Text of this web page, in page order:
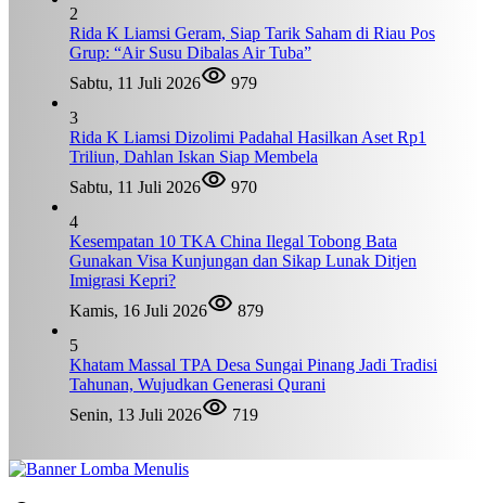
2
Rida K Liamsi Geram, Siap Tarik Saham di Riau Pos
Grup: “Air Susu Dibalas Air Tuba”
Sabtu, 11 Juli 2026
979
3
Rida K Liamsi Dizolimi Padahal Hasilkan Aset Rp1
Triliun, Dahlan Iskan Siap Membela
Sabtu, 11 Juli 2026
970
4
Kesempatan 10 TKA China Ilegal Tobong Bata
Gunakan Visa Kunjungan dan Sikap Lunak Ditjen
Imigrasi Kepri?
Kamis, 16 Juli 2026
879
5
Khatam Massal TPA Desa Sungai Pinang Jadi Tradisi
Tahunan, Wujudkan Generasi Qurani
Senin, 13 Juli 2026
719